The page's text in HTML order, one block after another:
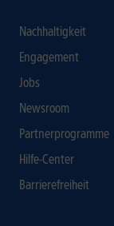
Nachhaltigkeit
Engagement
Jobs
Newsroom
Partnerprogramme
Hilfe-Center
Barrierefreiheit